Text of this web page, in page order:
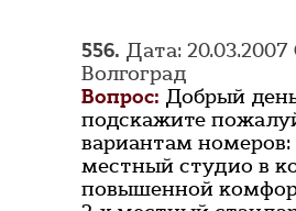
556. Дата: 20.03.2007
Волгоград
Вопрос: Добрый
подскажите
вариантам номеров:
местный студио в
повышенной